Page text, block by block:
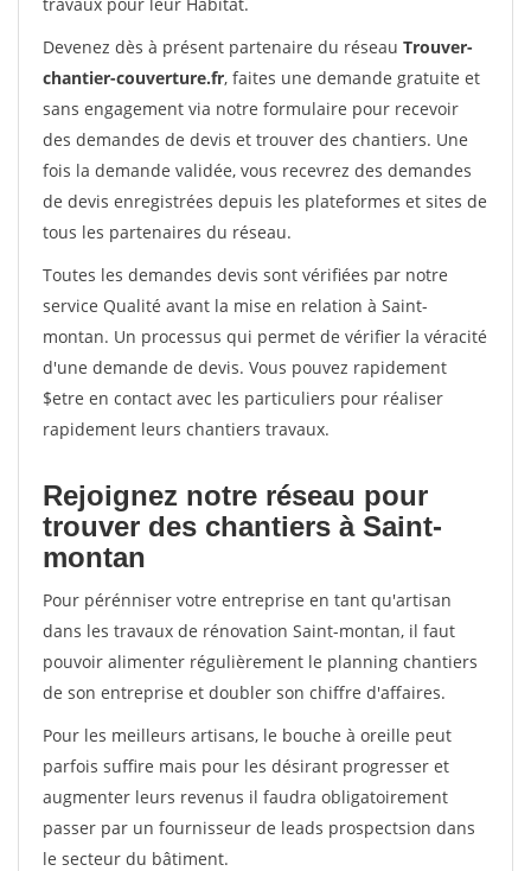
Devenez dès à présent partenaire du réseau Trouver-
chantier-couverture.fr, faites une demande gratuite et
sans engagement via notre formulaire pour recevoir
des demandes de devis et trouver des chantiers. Une
fois la demande validée, vous recevrez des demandes
de devis enregistrées depuis les plateformes et sites de
tous les partenaires du réseau.
Toutes les demandes devis sont vérifiées par notre
service Qualité avant la mise en relation à Saint-
montan. Un processus qui permet de vérifier la véracité
d'une demande de devis. Vous pouvez rapidement
$etre en contact avec les particuliers pour réaliser
rapidement leurs chantiers travaux.
Rejoignez notre réseau pour
trouver des chantiers à Saint-
montan
Pour pérénniser votre entreprise en tant qu'artisan
dans les travaux de rénovation Saint-montan, il faut
pouvoir alimenter régulièrement le planning chantiers
de son entreprise et doubler son chiffre d'affaires.
Pour les meilleurs artisans, le bouche à oreille peut
parfois suffire mais pour les désirant progresser et
augmenter leurs revenus il faudra obligatoirement
passer par un fournisseur de leads prospectsion dans
le secteur du bâtiment.